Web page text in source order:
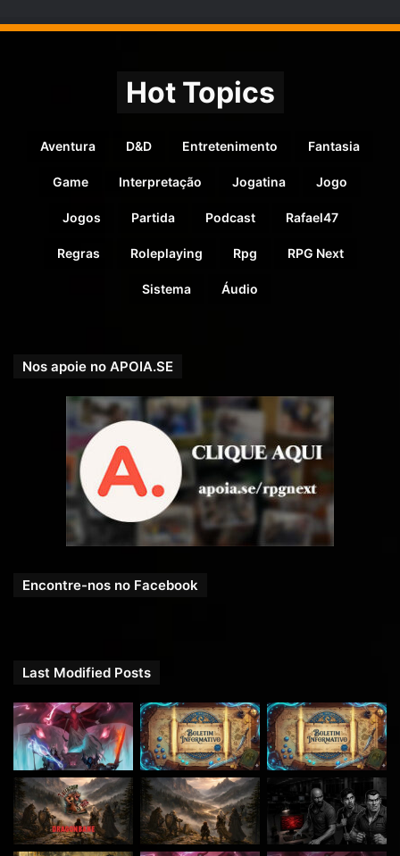
Hot Topics
Aventura D&D Entretenimento Fantasia
Game Interpretação Jogatina Jogo
Jogos Partida Podcast Rafael47
Regras Roleplaying Rpg RPG Next
Sistema Áudio
Nos apoie no APOIA.SE
Encontre-nos no Facebook
Last Modified Posts